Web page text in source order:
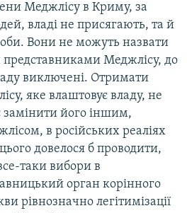
Меджлісу в Криму, за
владі не присягають, та й
Вони не можуть назвати
представниками Меджлісу, до
виключені. Отримати
яке влаштовує владу, не
його іншим,
в російських реаліях
довелося б проводити,
таки вибори в
орган корінного
рівнозначно легітимізації